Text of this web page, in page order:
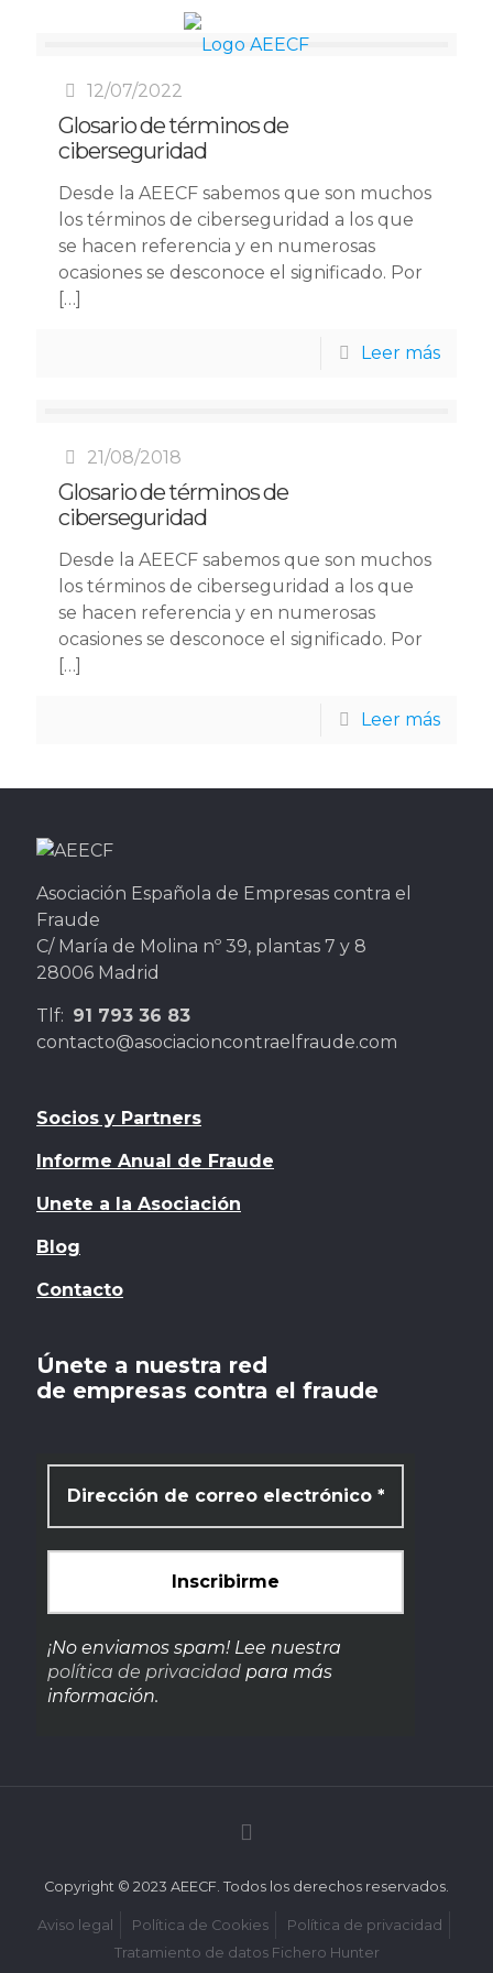
12/07/2022
Glosario de términos de
ciberseguridad
Desde la AEECF sabemos que son muchos
los términos de ciberseguridad a los que
se hacen referencia y en numerosas
ocasiones se desconoce el significado. Por
[…]
Leer más
21/08/2018
Glosario de términos de
ciberseguridad
Desde la AEECF sabemos que son muchos
los términos de ciberseguridad a los que
se hacen referencia y en numerosas
ocasiones se desconoce el significado. Por
[…]
Leer más
Asociación Española de Empresas contra el
Fraude
C/ María de Molina nº 39, plantas 7 y 8
28006 Madrid
Tlf: 91 793 36 83
contacto@asociacioncontraelfraude.com
Socios y Partners
Informe Anual de Fraude
Unete a la Asociación
Blog
Contacto
Únete a nuestra red
de empresas contra el fraude
¡No enviamos spam! Lee nuestra
política de privacidad para más
información.
Copyright © 2023 AEECF. Todos los derechos reservados.
Aviso legal Política de Cookies
Política de privacidad
Tratamiento de datos Fichero Hunter